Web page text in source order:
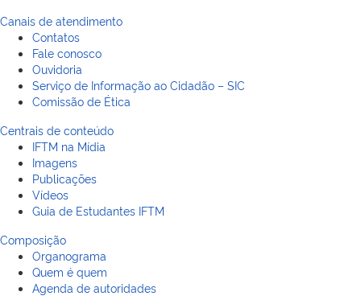
Canais de atendimento
Contatos
Fale conosco
Ouvidoria
Serviço de Informação ao Cidadão – SIC
Comissão de Ética
Centrais de conteúdo
IFTM na Mídia
Imagens
Publicações
Vídeos
Guia de Estudantes IFTM
Composição
Organograma
Quem é quem
Agenda de autoridades